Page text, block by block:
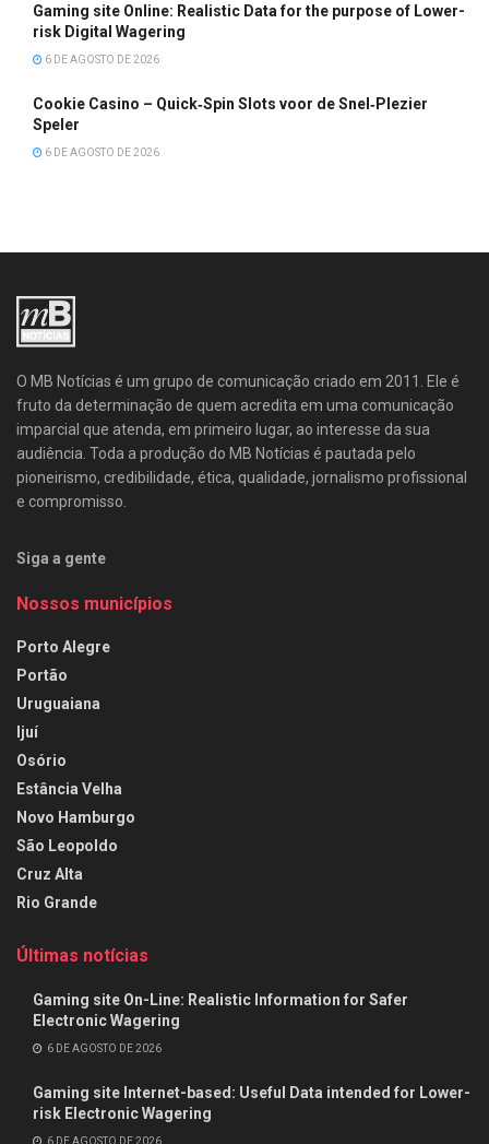
Gaming site Online: Realistic Data for the purpose of Lower-
risk Digital Wagering
6 DE AGOSTO DE 2026
Cookie Casino – Quick‑Spin Slots voor de Snel‑Plezier
Speler
6 DE AGOSTO DE 2026
O MB Notícias é um grupo de comunicação criado em 2011. Ele é
fruto da determinação de quem acredita em uma comunicação
imparcial que atenda, em primeiro lugar, ao interesse da sua
audiência. Toda a produção do MB Notícias é pautada pelo
pioneirismo, credibilidade, ética, qualidade, jornalismo profissional
e compromisso.
Siga a gente
Nossos municípios
Porto Alegre
Portão
Uruguaiana
Ijuí
Osório
Estância Velha
Novo Hamburgo
São Leopoldo
Cruz Alta
Rio Grande
Últimas notícias
Gaming site On-Line: Realistic Information for Safer
Electronic Wagering
6 DE AGOSTO DE 2026
Gaming site Internet-based: Useful Data intended for Lower-
risk Electronic Wagering